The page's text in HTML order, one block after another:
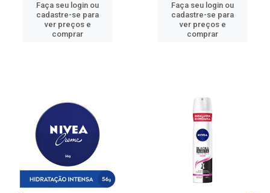
Faça seu login ou
cadastre-se para
ver preços e
comprar
Faça seu login ou
cadastre-se para
ver preços e
comprar